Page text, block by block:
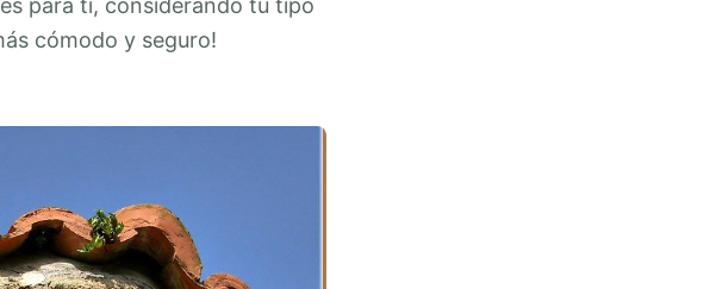
para ti, considerando tu tipo
cómodo y seguro!